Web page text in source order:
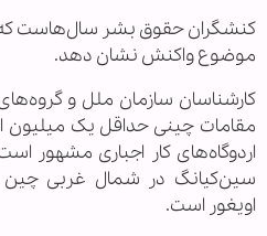
کنشگران حقوق بشر سال‌هاست که
موضوع واکنش نشان دهد.
کارشناسان سازمان ملل و
مقامات چینی حداقل یک میلیون
اردوگاه‌های کار اجباری مشهور
سین‌کیانگ در شمال غربی
اویغور است.